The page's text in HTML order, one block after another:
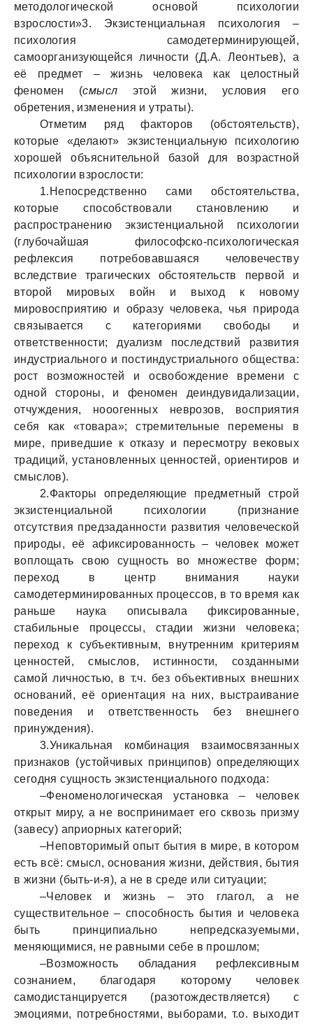
методологической основой психологии
взрослости»3. Экзистенциальная психология –
психология самодетерминирующей,
самоорганизующейся личности (Д.А. Леонтьев), а
её предмет – жизнь человека как целостный
феномен (смысл этой жизни, условия его
обретения, изменения и утраты).
Отметим ряд факторов (обстоятельств),
которые «делают» экзистенциальную психологию
хорошей объяснительной базой для возрастной
психологии взрослости:
1.Непосредственно сами обстоятельства,
которые способствовали становлению и
распространению экзистенциальной психологии
(глубочайшая философско-психологическая
рефлексия потребовавшаяся человечеству
вследствие трагических обстоятельств первой и
второй мировых войн и выход к новому
мировосприятию и образу человека, чья природа
связывается с категориями свободы и
ответственности; дуализм последствий развития
индустриального и постиндустриального общества:
рост возможностей и освобождение времени с
одной стороны, и феномен деиндувидализации,
отчуждения, нооогенных неврозов, восприятия
себя как «товара»; стремительные перемены в
мире, приведшие к отказу и пересмотру вековых
традиций, установленных ценностей, ориентиров и
смыслов).
2.Факторы определяющие предметный строй
экзистенциальной психологии (признание
отсутствия предзаданности развития человеческой
природы, её афиксированность – человек может
воплощать свою сущность во множестве форм;
переход в центр внимания науки
самодетерминированных процессов, в то время как
раньше наука описывала фиксированные,
стабильные процессы, стадии жизни человека;
переход к субъективным, внутренним критериям
ценностей, смыслов, истинности, созданными
самой личностью, в т.ч. без объективных внешних
оснований, её ориентация на них, выстраивание
поведения и ответственность без внешнего
принуждения).
3.Уникальная комбинация взаимосвязанных
признаков (устойчивых принципов) определяющих
сегодня сущность экзистенциального подхода:
–Феноменологическая установка – человек
открыт миру, а не воспринимает его сквозь призму
(завесу) априорных категорий;
–Неповторимый опыт бытия в мире, в котором
есть всё: смысл, основания жизни, действия, бытия
в жизни (быть-и-я), а не в среде или ситуации;
–Человек и жизнь – это глагол, а не
существительное – способность бытия и человека
быть принципиально непредсказуемыми,
меняющимися, не равными себе в прошлом;
–Возможность обладания рефлексивным
сознанием, благодаря которому человек
самодистанцируется (разотождествляется) с
эмоциями, потребностями, выборами, т.о. выходит